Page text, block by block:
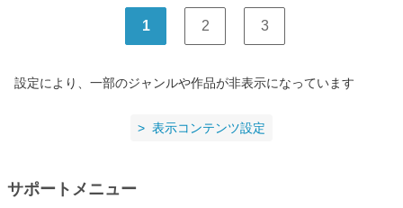
1 2 3
設定により、一部のジャンルや作品が非表示になっています
表示コンテンツ設定
サポートメニュー